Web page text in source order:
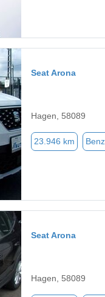
Seat Arona
Hagen, 58089
23.946 km
Seat Arona
Hagen, 58089